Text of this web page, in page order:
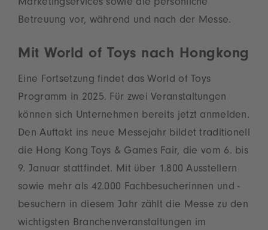
Marketingservices sowie die persönliche
Betreuung vor, während und nach der Messe.
Mit World of Toys nach Hongkong
Eine Fortsetzung findet das World of Toys
Programm in 2025. Für zwei Veranstaltungen
können sich Unternehmen bereits jetzt anmelden.
Den Auftakt ins neue Messejahr bildet traditionell
die Hong Kong Toys & Games Fair, die vom 6. bis
9. Januar stattfindet. Mit über 1.800 Ausstellern
sowie mehr als 42.000 Fachbesucherinnen und -
besuchern in diesem Jahr zählt die Messe zu den
wichtigsten Branchenveranstaltungen im